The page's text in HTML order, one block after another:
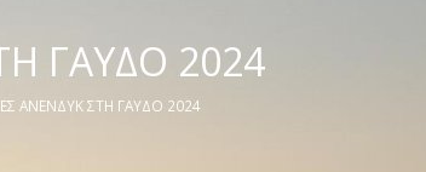
ΓΑΥΔΟ 2024
ΑΝΕΝΔΥΚ ΣΤΗ ΓΑΥΔΟ 2024